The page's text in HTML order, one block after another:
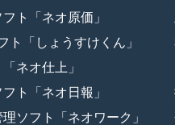
ト「ネオ原価」
ト「しょうすけくん」
ネオ仕上」
ト「ネオ日報」
ソフト「ネオワーク」